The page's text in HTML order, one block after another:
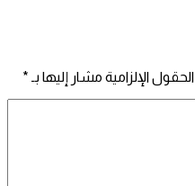
الحقول الإلزامية مشار إليها بـ *